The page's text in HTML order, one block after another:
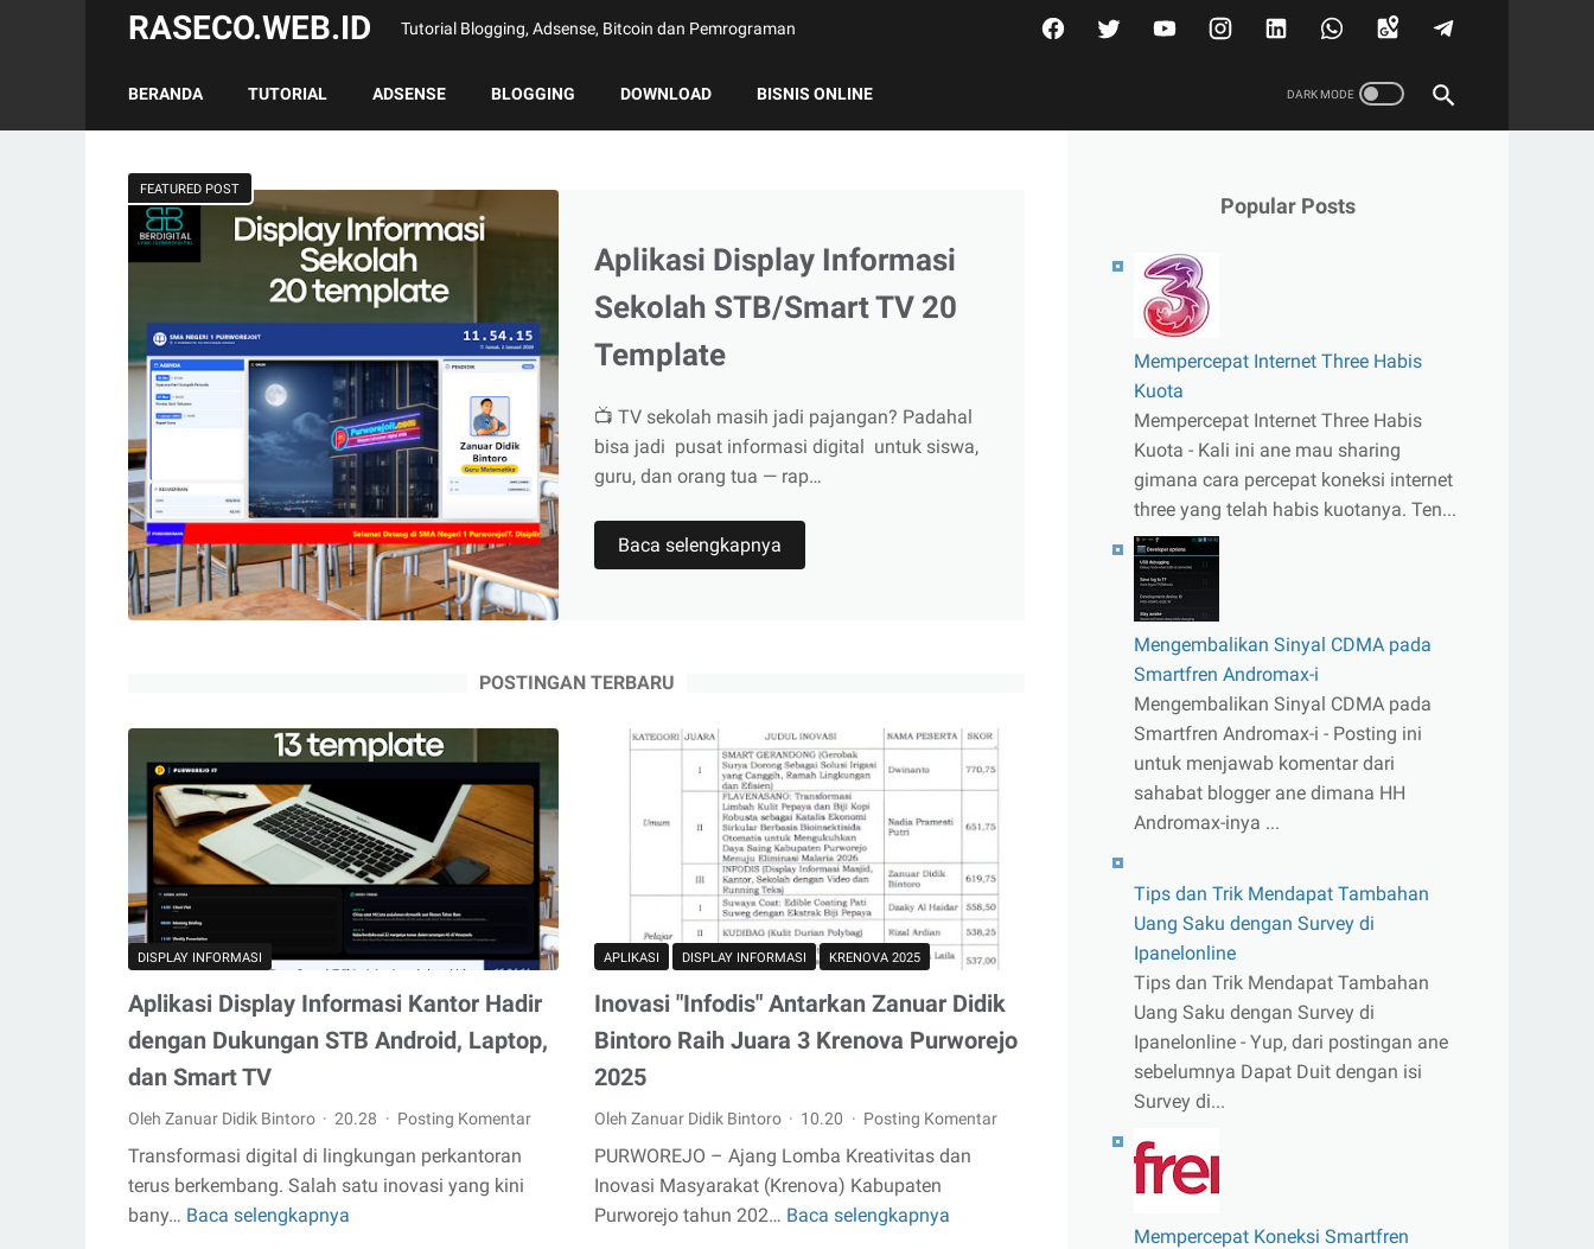
RASECO.WEB.ID Tutorial Blogging, Adsense, Bitcoin dan Pemrograman
BERANDA TUTORIAL ADSENSE BLOGGING DOWNLOAD BISNIS ONLINE
FEATURED POST
Aplikasi Display Informasi
Sekolah STB/Smart TV 20
Template
📺 TV sekolah masih jadi pajangan? Padahal
bisa jadi pusat informasi digital untuk siswa,
guru, dan orang tua — rap…
Baca selengkapnya
Display
Template
POSTINGAN TERBARU
DISPLAY INFORMASI
Aplikasi Display Informasi Kantor Hadir
dengan Dukungan STB Android, Laptop,
dan Smart TV
Oleh Zanuar Didik Bintoro 20.28 Posting Komentar
Transformasi digital di lingkungan perkantoran
terus berkembang. Salah satu inovasi yang kini
bany… Baca selengkapnya
APLIKASI DISPLAY INFORMASI KRENOVA 2025
Inovasi "Infodis" Antarkan Zanuar Didik
Bintoro Raih Juara 3 Krenova Purworejo
2025
Oleh Zanuar Didik Bintoro 10.20 Posting Komentar
PURWOREJO – Ajang Lomba Kreativitas dan
Inovasi Masyarakat (Krenova) Kabupaten
Purworejo tahun 202… Baca selengkapnya
Popular Posts
Mempercepat Internet Three Habis
Kuota
Mempercepat Internet Three Habis
Kuota - Kali ini ane mau sharing
gimana cara percepat koneksi internet
three yang telah habis kuotanya. Ten...
Mengembalikan Sinyal CDMA pada
Smartfren Andromax-i
Mengembalikan Sinyal CDMA pada
Smartfren Andromax-i - Posting ini
untuk menjawab komentar dari
sahabat blogger ane dimana HH
Andromax-inya ...
Tips dan Trik Mendapat Tambahan
Uang Saku dengan Survey di
Ipanelonline
Tips dan Trik Mendapat Tambahan
Uang Saku dengan Survey di
Ipanelonline - Yup, dari postingan ane
sebelumnya Dapat Duit dengan isi
Survey di...
Mempercepat Koneksi Smartfren